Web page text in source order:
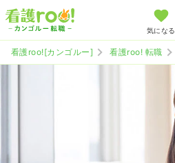
気になる
看護roo![カンゴルー] 看護roo! 転職